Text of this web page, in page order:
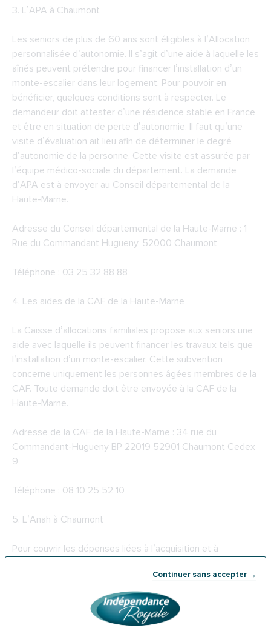
Continuer sans accepter →
3. L’APA à Chaumont
Les seniors de plus de 60 ans sont éligibles à l’Allocation
personnalisée d’autonomie. Il s’agit d’une aide à laquelle les
aînés peuvent prétendre pour financer l’installation d’un
monte-escalier dans leur logement. Pour pouvoir en
bénéficier, quelques conditions sont à respecter. Le
demandeur doit attester d’une résidence stable en France
et être en situation de perte d’autonomie. Il faut qu’une
visite d’évaluation ait lieu afin de déterminer le degré
d’autonomie de la personne. Cette visite est assurée par
l’équipe médico-sociale du département. La demande
d’APA est à envoyer au Conseil départemental de la
Haute-Marne.
Adresse du Conseil départemental de la Haute-Marne : 1
Rue du Commandant Hugueny, 52000 Chaumont
Téléphone : 03 25 32 88 88
4. Les aides de la CAF de la Haute-Marne
La Caisse d’allocations familiales propose aux seniors une
aide avec laquelle ils peuvent financer les travaux tels que
l’installation d’un monte-escalier. Cette subvention
concerne uniquement les personnes âgées membres de la
CAF. Toute demande doit être envoyée à la CAF de la
Haute-Marne.
Adresse de la CAF de la Haute-Marne : 34 rue du
Commandant-Hugueny BP 22019 52901 Chaumont Cedex
9
Téléphone : 08 10 25 52 10
5. L’Anah à Chaumont
Pour couvrir les dépenses liées à l’acquisition et à
solliciter l’aide proposée par l’Agence nationale de
l’habitat. Cette dernière met en place une action nommée
« Habiter facile », grâce à laquelle les aînés bénéficient
d’une aide correspondant à 50% des travaux. Pour être